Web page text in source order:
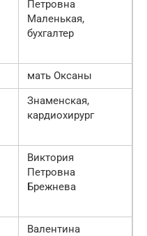
Петровна
Маленькая,
бухгалтер
мать Оксаны
Знаменская,
кардиохирург
Виктория
Петровна
Брежнева
Валентина